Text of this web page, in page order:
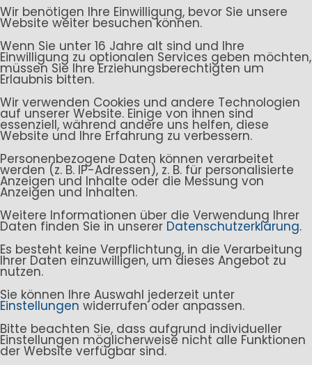
Wir benötigen Ihre Einwilligung, bevor Sie unsere
Website weiter besuchen können.
Wenn Sie unter 16 Jahre alt sind und Ihre
Einwilligung zu optionalen Services geben möchten,
müssen Sie Ihre Erziehungsberechtigten um
Erlaubnis bitten.
Wir verwenden Cookies und andere Technologien
auf unserer Website. Einige von ihnen sind
essenziell, während andere uns helfen, diese
Website und Ihre Erfahrung zu verbessern.
Personenbezogene Daten können verarbeitet
werden (z. B. IP-Adressen), z. B. für personalisierte
Anzeigen und Inhalte oder die Messung von
Anzeigen und Inhalten.
Weitere Informationen über die Verwendung Ihrer
Daten finden Sie in unserer Datenschutzerklärung.
Es besteht keine Verpflichtung, in die Verarbeitung
Ihrer Daten einzuwilligen, um dieses Angebot zu
nutzen.
Sie können Ihre Auswahl jederzeit unter
Einstellungen widerrufen oder anpassen.
Bitte beachten Sie, dass aufgrund individueller
Einstellungen möglicherweise nicht alle Funktionen
der Website verfügbar sind.